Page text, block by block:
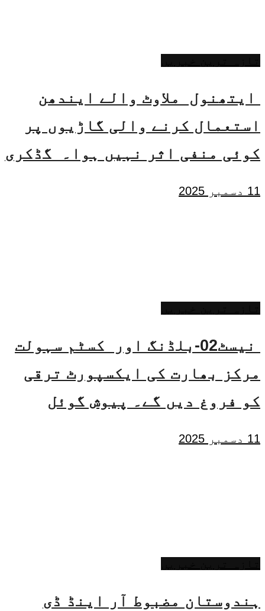
ایتھنول ملاوٹ والے ایندھن
استعمال کرنے والی گاڑیوں پر
کوئی منفی اثر نہیں ہوا۔ گڈکری
11 دسمبر 2025
نیسٹ02-بلڈنگ اور کسٹم سہولت
مرکز بھارت کی ایکسپورٹ ترقی
کو فروغ دیں گے۔ پیوش گوئل
11 دسمبر 2025
ہندوستان مضبوط آر اینڈ ڈی